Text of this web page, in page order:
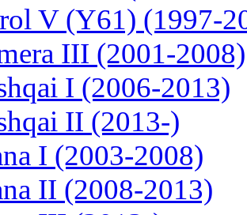
V (Y61) (1997-
III (2001-2008)
I (2006-2013)
II (2013-)
I (2003-2008)
II (2008-2013)